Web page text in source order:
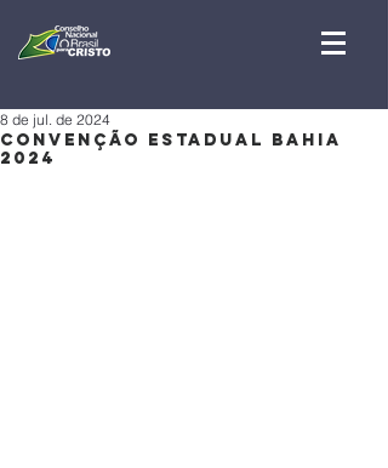
CONVENÇÃO ESTADUAL BAHIA
2024
8 de jul. de 2024